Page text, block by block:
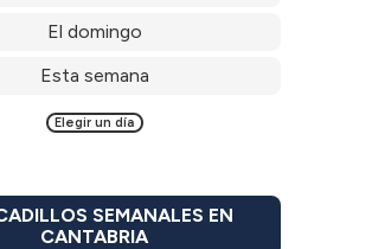
El domingo
Esta semana
Elegir un día
SEMANALES EN
CANTABRIA